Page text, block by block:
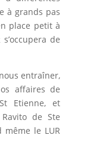
à grands pas
place petit à
de
entraîner,
affaires de
Etienne, et
de Ste
le LUR